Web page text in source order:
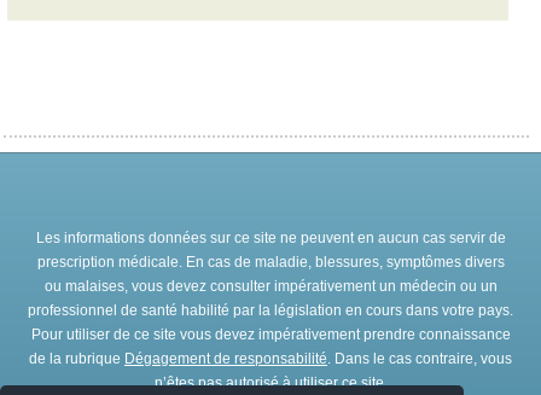
Les informations données sur ce site ne peuvent en aucun cas servir de
prescription médicale. En cas de maladie, blessures, symptômes divers
ou malaises, vous devez consulter impérativement un médecin ou un
professionnel de santé habilité par la législation en cours dans votre pays.
Pour utiliser de ce site vous devez impérativement prendre connaissance
de la rubrique Dégagement de responsabilité. Dans le cas contraire, vous
n’êtes pas autorisé à utiliser ce site.